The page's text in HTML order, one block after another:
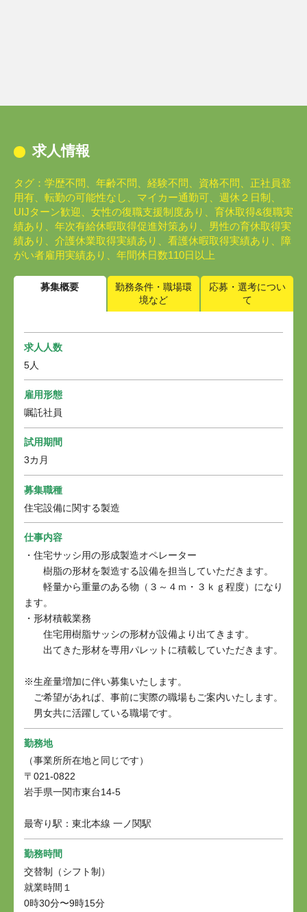
求人情報
タグ：学歴不問、年齢不問、経験不問、資格不問、正社員登
用有、転勤の可能性なし、マイカー通勤可、週休２日制、
UIJターン歓迎、女性の復職支援制度あり、育休取得&復職実
績あり、年次有給休暇取得促進対策あり、男性の育休取得実
績あり、介護休業取得実績あり、看護休暇取得実績あり、障
がい者雇用実績あり、年間休日数110日以上
募集概要
勤務条件・職場環
境など
応募・選考につい
て
求人人数
5人
雇用形態
嘱託社員
試用期間
3カ月
募集職種
住宅設備に関する製造
仕事内容
・住宅サッシ用の形成製造オペレーター
樹脂の形材を製造する設備を担当していただきます。
軽量から重量のある物（３～４ｍ・３ｋｇ程度）になり
ます。
・形材積載業務
住宅用樹脂サッシの形材が設備より出てきます。
出てきた形材を専用パレットに積載していただきます。
※生産量増加に伴い募集いたします。
ご希望があれば、事前に実際の職場もご案内いたします。
男女共に活躍している職場です。
勤務地
（事業所所在地と同じです）
〒021-0822
岩手県一関市東台14-5
最寄り駅：東北本線 一ノ関駅
勤務時間
交替制（シフト制）
就業時間１
0時30分〜9時15分